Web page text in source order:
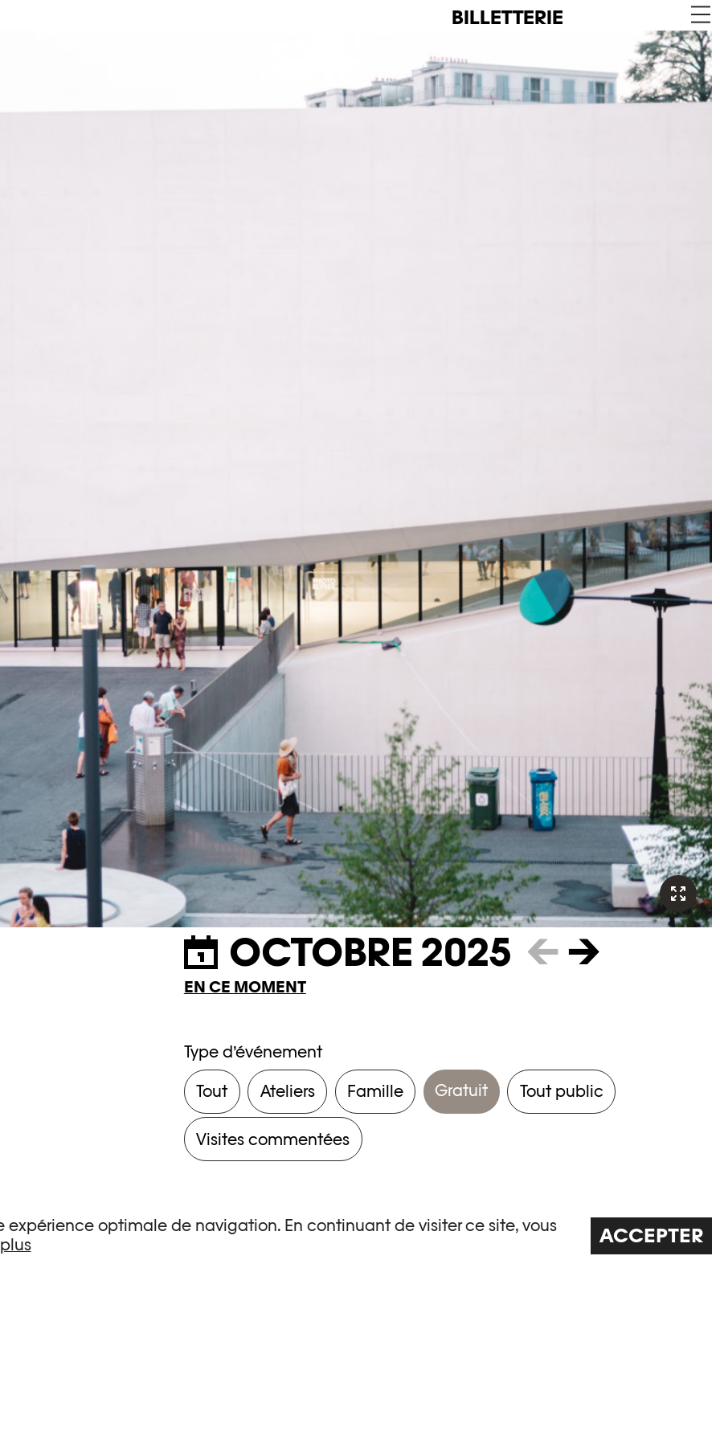
expérience optimale de navigation. En continuant de visiter ce site, vous
ACCEPTER
BILLETTERIE
OCTOBRE 2025 ← →
EN CE MOMENT
Type d’événement
Tout Ateliers Famille Gratuit Tout public
Visites commentées